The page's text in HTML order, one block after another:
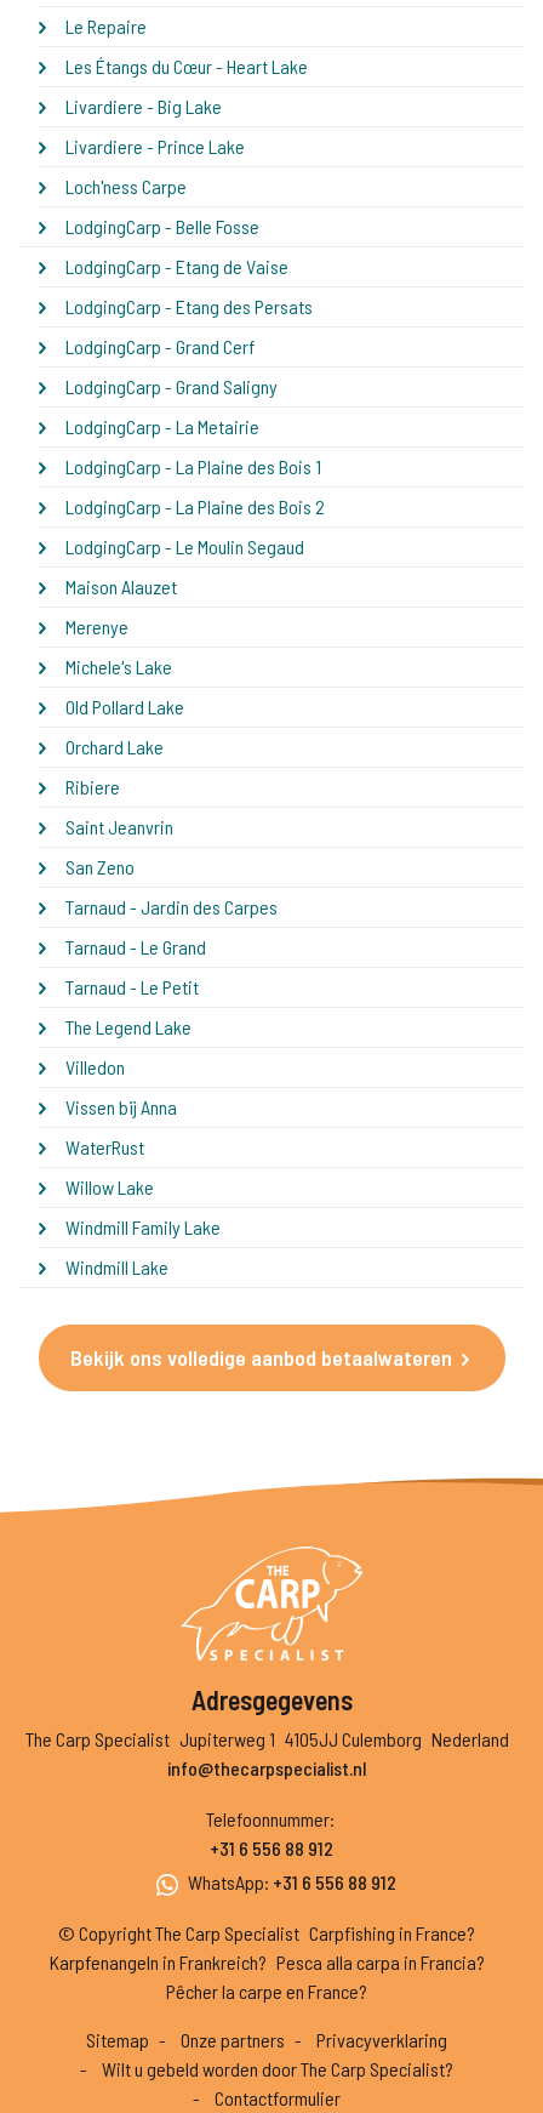
Le Repaire
Les Étangs du Cœur - Heart Lake
Livardiere - Big Lake
Livardiere - Prince Lake
Loch'ness Carpe
LodgingCarp - Belle Fosse
LodgingCarp - Etang de Vaise
LodgingCarp - Etang des Persats
LodgingCarp - Grand Cerf
LodgingCarp - Grand Saligny
LodgingCarp - La Metairie
LodgingCarp - La Plaine des Bois 1
LodgingCarp - La Plaine des Bois 2
LodgingCarp - Le Moulin Segaud
Maison Alauzet
Merenye
Michele's Lake
Old Pollard Lake
Orchard Lake
Ribiere
Saint Jeanvrin
San Zeno
Tarnaud - Jardin des Carpes
Tarnaud - Le Grand
Tarnaud - Le Petit
The Legend Lake
Villedon
Vissen bij Anna
WaterRust
Willow Lake
Windmill Family Lake
Windmill Lake
Bekijk ons volledige aanbod betaalwateren
Adresgegevens
The Carp Specialist Jupiterweg 1 4105JJ Culemborg Nederland
info@thecarpspecialist.nl
Telefoonnummer:
+31 6 556 88 912
WhatsApp: +31 6 556 88 912
© Copyright The Carp Specialist Carpfishing in France?
Karpfenangeln in Frankreich? Pesca alla carpa in Francia?
Pêcher la carpe en France?
Sitemap Onze partners
Privacyverklaring
Wilt u gebeld worden door The Carp Specialist?
Contactformulier